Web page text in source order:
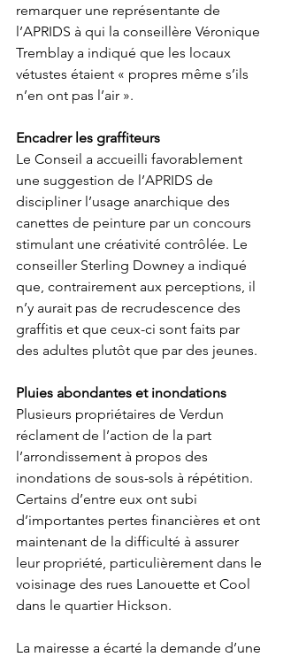
remarquer une représentante de
l’APRIDS à qui la conseillère Véronique
Tremblay a indiqué que les locaux
vétustes étaient « propres même s’ils
n’en ont pas l’air ».
Encadrer les graffiteurs
Le Conseil a accueilli favorablement
une suggestion de l’APRIDS de
discipliner l’usage anarchique des
canettes de peinture par un concours
stimulant une créativité contrôlée. Le
conseiller Sterling Downey a indiqué
que, contrairement aux perceptions, il
n’y aurait pas de recrudescence des
graffitis et que ceux-ci sont faits par
des adultes plutôt que par des jeunes.
Pluies abondantes et inondations
Plusieurs propriétaires de Verdun
réclament de l’action de la part
l’arrondissement à propos des
inondations de sous-sols à répétition.
Certains d’entre eux ont subi
d’importantes pertes financières et ont
maintenant de la difficulté à assurer
leur propriété, particulièrement dans le
voisinage des rues Lanouette et Cool
dans le quartier Hickson.
La mairesse a écarté la demande d’une